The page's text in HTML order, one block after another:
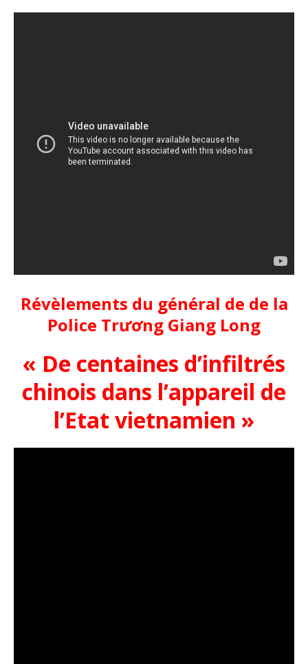
Révèlements du général de de la
Police Trương Giang Long
« De centaines d’infiltrés
chinois dans l’appareil de
l’Etat vietnamien »